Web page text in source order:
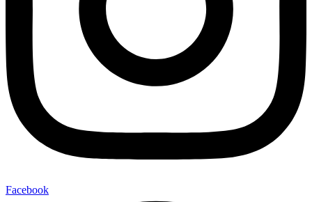
Facebook